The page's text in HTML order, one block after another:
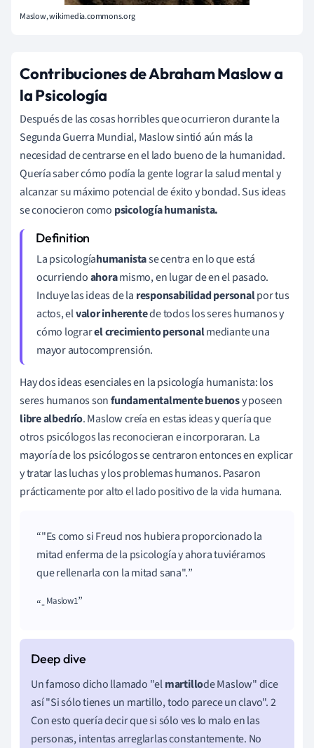
Maslow, wikimedia.commons.org
Contribuciones de Abraham Maslow a
la Psicología
Después de las cosas horribles que ocurrieron durante la
Segunda Guerra Mundial, Maslow sintió aún más la
necesidad de centrarse en el lado bueno de la humanidad.
Quería saber cómo podía la gente lograr la salud mental y
alcanzar su máximo potencial de éxito y bondad. Sus ideas
se conocieron como psicología humanista.
La psicologíahumanistase centra en lo que está
ocurriendoahoramismo,en lugar de en el pasado.
Incluye las ideas de la responsabilidad personalpor tus
actos, elvalor inherentede todos los seres humanos y
cómo lograrel crecimiento personalmediante una
mayor autocomprensión.
Hay dos ideas esenciales en la psicología humanista: los
seres humanos sonfundamentalmente buenosy poseen
libre albedrío. Maslow creía en estas ideas y quería que
otros psicólogos las reconocieran e incorporaran. La
mayoría de los psicólogos se centraron entonces en explicar
y tratar las luchas y los problemas humanos. Pasaron
prácticamente por alto el lado positivo de la vida humana.
"Es como si Freud nos hubiera proporcionado la
mitad enferma de la psicología y ahora tuviéramos
que rellenarla con la mitad sana".
-Maslow1
Un famoso dicho llamado "elmartillodeMaslow"dice
así "Si sólo tienes un martillo, todo parece un clavo". 2
Con esto quería decir que si sólo ves lo malo en las
personas, intentas arreglarlas constantemente. No